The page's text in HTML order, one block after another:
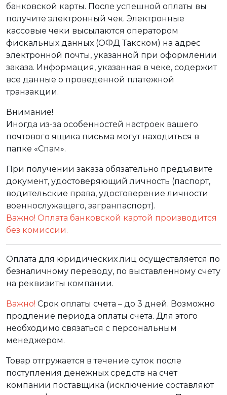
банковской карты. После успешной оплаты вы
получите электронный чек. Электронные
кассовые чеки высылаются оператором
фискальных данных (ОФД Такском) на адрес
электронной почты, указанной при оформлении
заказа. Информация, указанная в чеке, содержит
все данные о проведенной платежной
транзакции.
Внимание!
Иногда из-за особенностей настроек вашего
почтового ящика письма могут находиться в
папке «Спам».
При получении заказа обязательно предъявите
документ, удостоверяющий личность (паспорт,
водительские права, удостоверение личности
военнослужащего, загранпаспорт).
Важно! Оплата банковской картой производится
без комиссии.
Оплата для юридических лиц осуществляется по
безналичному переводу, по выставленному счету
на реквизиты компании.
Важно! Срок оплаты счета – до 3 дней. Возможно
продление периода оплаты счета. Для этого
необходимо связаться с персональным
менеджером.
Товар отгружается в течение суток после
поступления денежных средств на счет
компании поставщика (исключение составляют